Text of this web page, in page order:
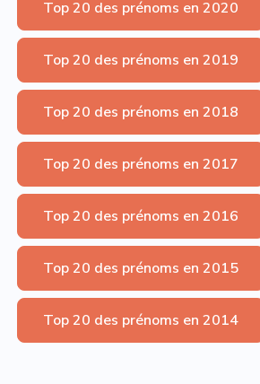
Top 20 des prénoms en 2020
Top 20 des prénoms en 2019
Top 20 des prénoms en 2018
Top 20 des prénoms en 2017
Top 20 des prénoms en 2016
Top 20 des prénoms en 2015
Top 20 des prénoms en 2014